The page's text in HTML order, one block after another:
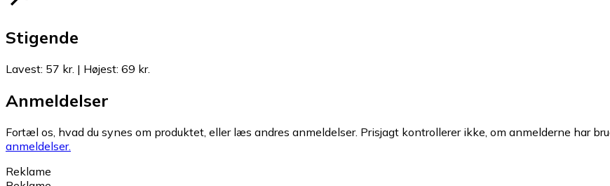
Stigende
Lavest: 57 kr. | Højest: 69 kr.
Anmeldelser
Fortæl os, hvad du synes om produktet, eller læs andres anmeldelser. Prisjagt kontrollerer ikke, om anmelderne har
anmeldelser.
Reklame